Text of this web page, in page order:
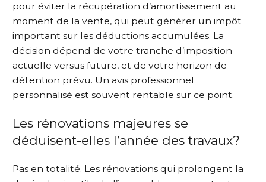
pour éviter la récupération d’amortissement au
moment de la vente, qui peut générer un impôt
important sur les déductions accumulées. La
décision dépend de votre tranche d’imposition
actuelle versus future, et de votre horizon de
détention prévu. Un avis professionnel
personnalisé est souvent rentable sur ce point.
Les rénovations majeures se
déduisent-elles l’année des travaux?
Pas en totalité. Les rénovations qui prolongent la